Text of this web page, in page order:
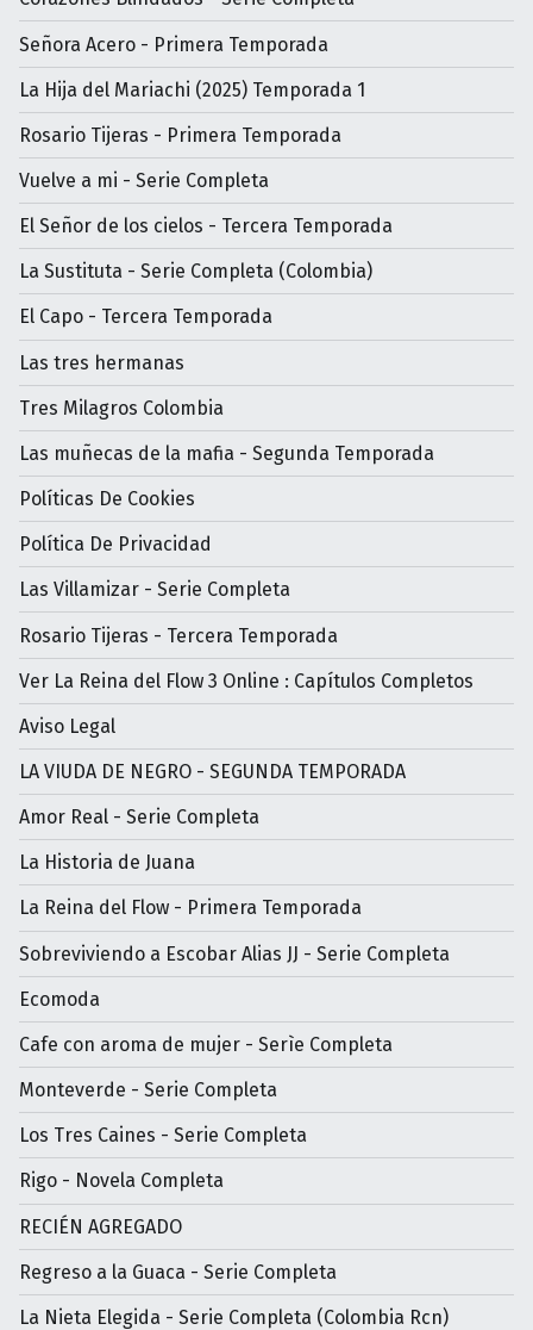
Señora Acero - Primera Temporada
La Hija del Mariachi (2025) Temporada 1
Rosario Tijeras - Primera Temporada
Vuelve a mi - Serie Completa
El Señor de los cielos - Tercera Temporada
La Sustituta - Serie Completa (Colombia)
El Capo - Tercera Temporada
Las tres hermanas
Tres Milagros Colombia
Las muñecas de la mafia - Segunda Temporada
Políticas De Cookies
Política De Privacidad
Las Villamizar - Serie Completa
Rosario Tijeras - Tercera Temporada
Ver La Reina del Flow 3 Online : Capítulos Completos
Aviso Legal
LA VIUDA DE NEGRO - SEGUNDA TEMPORADA
Amor Real - Serie Completa
La Historia de Juana
La Reina del Flow - Primera Temporada
Sobreviviendo a Escobar Alias JJ - Serie Completa
Ecomoda
Cafe con aroma de mujer - Serìe Completa
Monteverde - Serie Completa
Los Tres Caines - Serie Completa
Rigo - Novela Completa
RECIÉN AGREGADO
Regreso a la Guaca - Serie Completa
La Nieta Elegida - Serie Completa (Colombia Rcn)